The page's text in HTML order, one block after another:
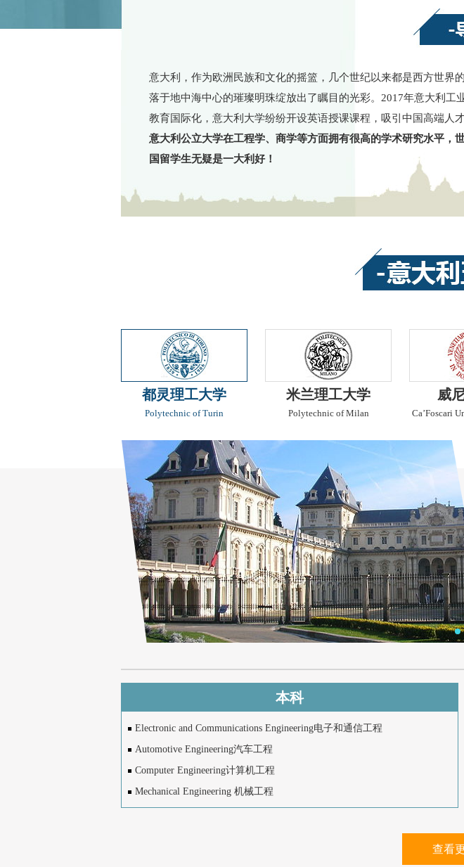
意大利，作为欧洲民族和文化的摇篮，几个世纪以来都是西方世界
落于地中海中心的璀璨明珠绽放出了瞩目的光彩。2017年意大利
教育国际化，意大利大学纷纷开设英语授课课程，吸引中国高端人
意大利公立大学在工程学、商学等方面拥有很高的学术研究水平，
国留学生无疑是一大利好！
都灵理工大学
Polytechnic of Turin
米兰理工大学
Polytechnic of Milan
威
Ca’Foscari
本科
Electronic and Communications Engineering电子和通信工程
Automotive Engineering汽车工程
Computer Engineering计算机工程
Mechanical Engineering 机械工程
查看